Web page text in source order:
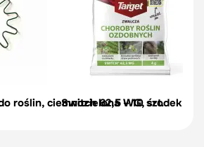
roślin, ciemnozielona – 10 szt.
Switch 62,5 WG, środek